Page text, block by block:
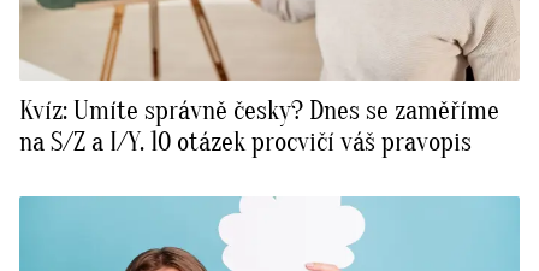
Kvíz: Umíte správně česky? Dnes se zaměříme
na S/Z a I/Y. 10 otázek procvičí váš pravopis